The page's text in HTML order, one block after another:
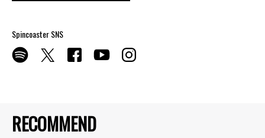
RECOMMEND
Spincoaster SNS